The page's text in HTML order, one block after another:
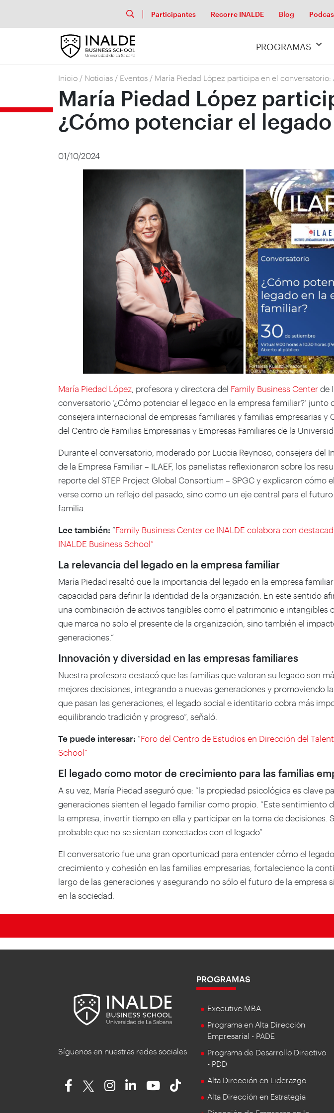
Participantes Recorre INALDE Blog
PROGRAMAS
Inicio / Noticias / Eventos / María Piedad López participa en el
María Piedad López
¿Cómo potenciar el
01/10/2024
María Piedad López , profesora y directora del Family Business Center de
conversatorio ‘¿Cómo potenciar el legado en la empresa familiar?’ junto
consejera internacional de empresas familiares y familias empresarias y
del Centro de Familias Empresarias y Empresas Familiares de la
Durante el conversatorio, moderado por Luccia Reynoso, consejera del
de la Empresa Familiar – ILAEF, los panelistas reflexionaron sobre los
reporte del STEP Project Global Consortium – SPGC y explicaron cómo
verse como un reflejo del pasado, sino como un eje central para el
familia.
Lee también: “Family Business Center de INALDE colabora con
INALDE Business School”
La relevancia del legado en la empresa familiar
María Piedad resaltó que la importancia del legado en la empresa
capacidad para definir la identidad de la organización. En este sentido
una combinación de activos tangibles como el patrimonio e intangibles
que marca no solo el presente de la organización, sino también el
generaciones.”
Innovación y diversidad en las empresas familiares
Nuestra profesora destacó que las familias que valoran su legado son
mejores decisiones, integrando a nuevas generaciones y promoviendo
que pasan las generaciones, el legado social e identitario cobra más
equilibrando tradición y progreso”, señaló.
Te puede interesar: “Foro del Centro de Estudios en Dirección del
School”
El legado como motor de crecimiento para las familias
A su vez, María Piedad aseguró que: “la propiedad psicológica es clave
generaciones sienten el legado familiar como propio. “Este sentimiento
la empresa, invertir tiempo en ella y participar en la toma de decisiones.
probable que no se sientan conectados con el legado”.
El conversatorio fue una gran oportunidad para entender cómo el
crecimiento y cohesión en las familias empresarias, fortaleciendo la
largo de las generaciones y asegurando no sólo el futuro de la empresa
en la sociedad.
Síguenos en nuestras redes sociales
PROGRAMAS
Executive MBA
Programa en Alta Dirección
Empresarial - PADE
Programa de Desarrollo Directivo
- PDD
Alta Dirección en Liderazgo
Alta Dirección en Estrategia